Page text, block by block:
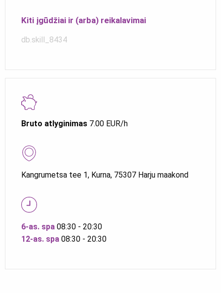
Bruto atlyginimas 7.00 EUR/h
Kangrumetsa tee 1, Kurna, 75307 Harju maakond
6-as. spa 08:30 - 20:30
12-as. spa 08:30 - 20:30
Kiti įgūdžiai ir (arba) reikalavimai
db.skill_8434